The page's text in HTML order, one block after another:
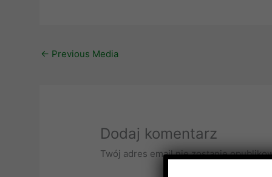
← Previous Media
Dodaj komentarz
Twój adres email nie zostanie